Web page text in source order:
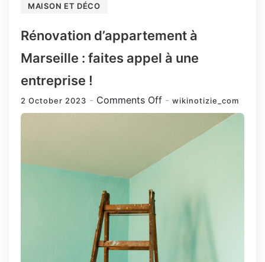
MAISON ET DÉCO
Rénovation d’appartement à
Marseille : faites appel à une
entreprise !
2 October 2023 Comments Offon
Rénovation
d’appartement
Marseille
wikinotizie_com